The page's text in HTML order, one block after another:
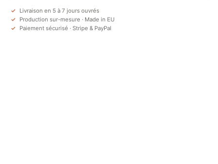
Livraison en 5 à 7 jours ouvrés
Production sur-mesure · Made in EU
Paiement sécurisé · Stripe & PayPal